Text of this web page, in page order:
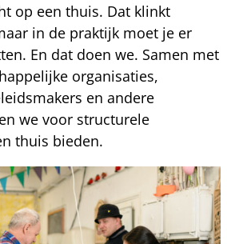
op een thuis. Dat klinkt
in de praktijk moet je er
En dat doen we. Samen met
organisaties,
en andere
we voor structurele
thuis bieden.